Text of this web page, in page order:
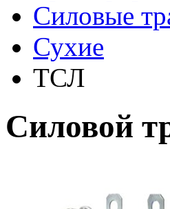
Cиловые
Сухие
ТСЛ
Cиловой